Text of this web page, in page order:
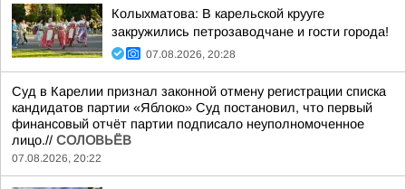
Колыхматова: В карельской крууге
закружились петрозаводчане и гости города!
07.08.2026, 20:28
Суд в Карелии признал законной отмену регистрации списка
кандидатов партии «Яблоко» Суд постановил, что первый
финансовый отчёт партии подписало неуполномоченное
лицо.// СОЛОВЬЁВ
07.08.2026, 20:22